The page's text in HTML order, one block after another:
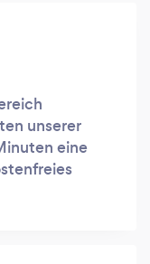
unserer
eine